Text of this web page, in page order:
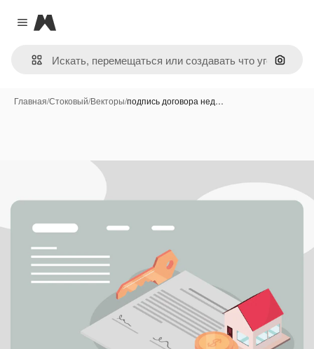
Close menu
Magnific
Поиск
Главная/Стоковый/Векторы/подпись договора нед…